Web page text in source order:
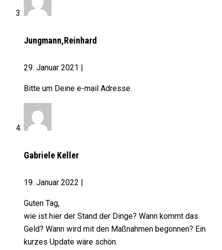
Jungmann,Reinhard
29. Januar 2021
Bitte um Deine e-mail Adresse.
Gabriele Keller
19. Januar 2022
Guten Tag,
wie ist hier der Stand der Dinge? Wann kommt das
Geld? Wann wird mit den Maßnahmen begonnen? Ein
kurzes Update wäre schön.